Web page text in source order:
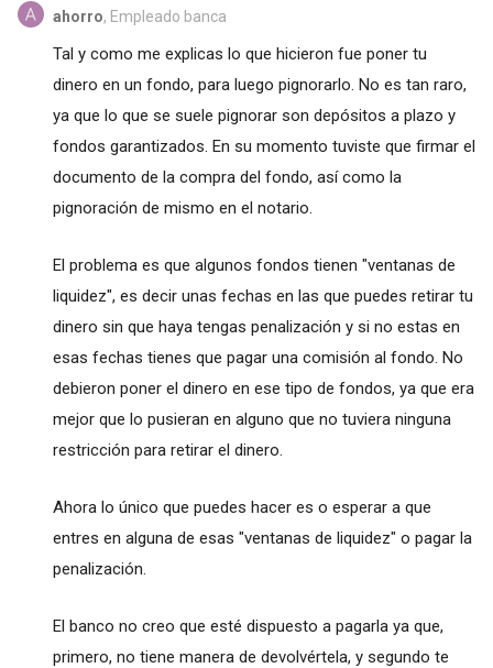
ahorro, Empleado banca
Tal y como me explicas lo que hicieron fue poner tu
dinero en un fondo, para luego pignorarlo. No es tan raro,
ya que lo que se suele pignorar son depósitos a plazo y
fondos garantizados. En su momento tuviste que firmar el
documento de la compra del fondo, así como la
pignoración de mismo en el notario.
El problema es que algunos fondos tienen "ventanas de
liquidez", es decir unas fechas en las que puedes retirar tu
dinero sin que haya tengas penalización y si no estas en
esas fechas tienes que pagar una comisión al fondo. No
debieron poner el dinero en ese tipo de fondos, ya que era
mejor que lo pusieran en alguno que no tuviera ninguna
restricción para retirar el dinero.
Ahora lo único que puedes hacer es o esperar a que
entres en alguna de esas "ventanas de liquidez" o pagar la
penalización.
El banco no creo que esté dispuesto a pagarla ya que,
primero, no tiene manera de devolvértela, y segundo te